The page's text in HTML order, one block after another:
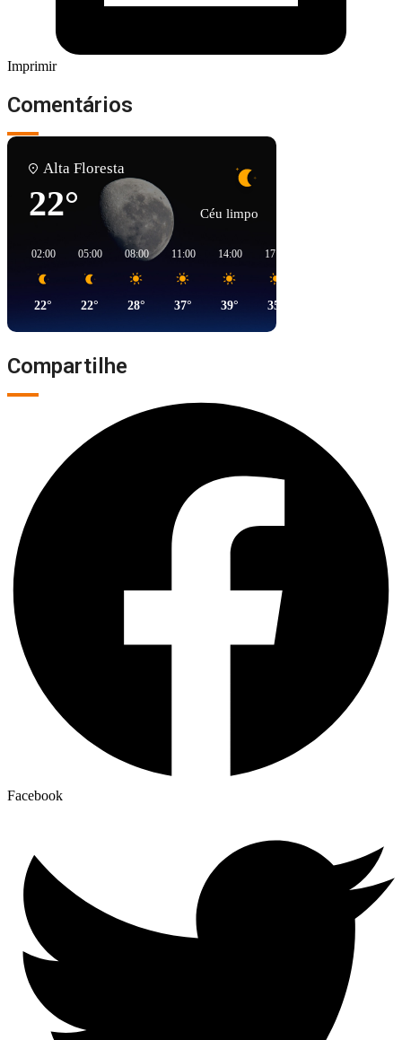
Imprimir
Comentários
Alta Floresta
22° Céu limpo
02:00
22°
05:00
22°
08:00
28°
11:00
37°
14:00
39°
17:00
35°
Compartilhe
Facebook